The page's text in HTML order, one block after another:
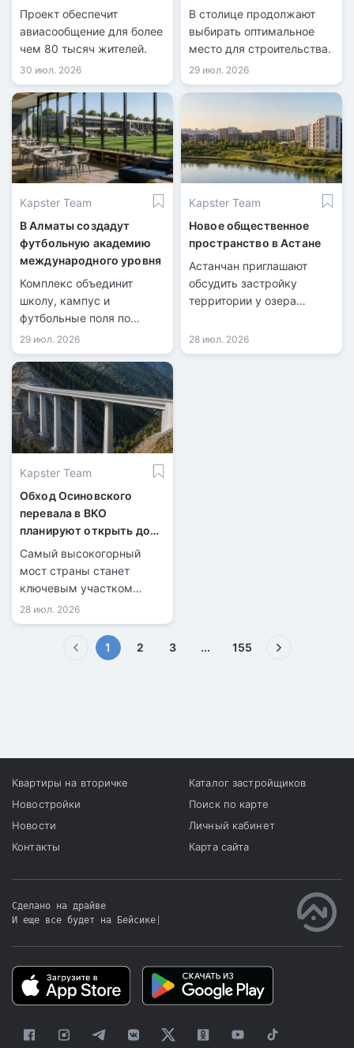
рейсам
Проект обеспечит
авиасообщение для более
чем 80 тысяч жителей.
30 июл. 2026
В столице продолжают
выбирать оптимальное
место для строительства.
29 июл. 2026
Kapster Team
В Алматы создадут
футбольную академию
международного уровня
Комплекс объединит
школу, кампус и
футбольные поля по
стандартам FIFA.
29 июл. 2026
Kapster Team
Новое общественное
пространство в Астане
Астанчан приглашают
обсудить застройку
территории у озера
28 июл. 2026
Kapster Team
Обход Осиновского
перевала в ВКО
планируют открыть до
конца 2026 года
Самый высокогорный
мост страны станет
ключевым участком
новой трассы.
28 июл. 2026
1 (текущая)
2 3 ... 155
Квартиры на вторичке
Новостройки
Новости
Контакты
Каталог застройщиков
Поиск по карте
Личный кабинет
Карта сайта
Сделано на драйве
И еще все будет на Бейсике